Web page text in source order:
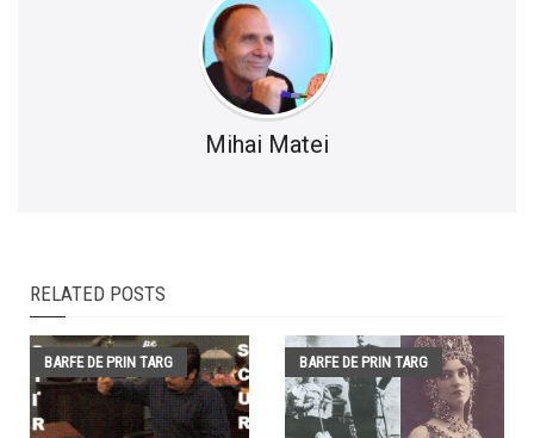
Mihai Matei
RELATED POSTS
BARFE DE PRIN TARG BARFE DE PRIN TARG